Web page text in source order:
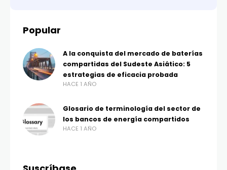
Popular
A la conquista del mercado de baterías
compartidas del Sudeste Asiático: 5
estrategias de eficacia probada
HACE 1 AÑO
Glosario de terminología del sector de
los bancos de energía compartidos
HACE 1 AÑO